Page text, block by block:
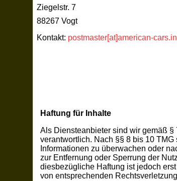
Ziegelstr. 7
88267 Vogt
Kontakt: postmaster[at]american-
Haftung für Inhalte
Als Diensteanbieter sind wir gemäß
verantwortlich. Nach §§ 8 bis 10
Informationen zu überwachen oder
zur Entfernung oder Sperrung der
diesbezügliche Haftung ist jedoch
von entsprechenden